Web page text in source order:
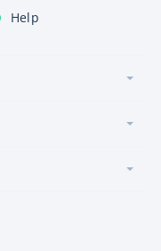
Help